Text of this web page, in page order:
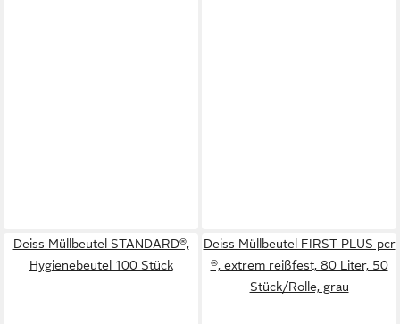
Deiss Müllbeutel STANDARD®,
Hygienebeutel 100 Stück
Deiss Müllbeutel FIRST PLUS pcr
®, extrem reißfest, 80 Liter, 50
Stück/Rolle, grau